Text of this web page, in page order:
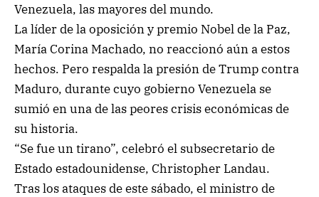
Venezuela, las mayores del mundo.
La líder de la oposición y premio Nobel de la Paz,
María Corina Machado, no reaccionó aún a estos
hechos. Pero respalda la presión de Trump contra
Maduro, durante cuyo gobierno Venezuela se
sumió en una de las peores crisis económicas de
su historia.
“Se fue un tirano”, celebró el subsecretario de
Estado estadounidense, Christopher Landau.
Tras los ataques de este sábado, el ministro de